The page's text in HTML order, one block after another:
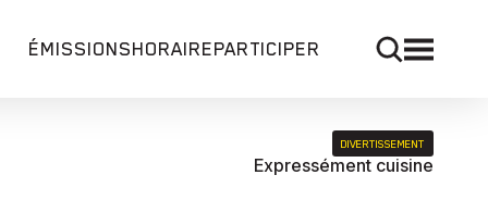
ÉMISSIONSHORAIREPARTICIPER
DIVERTISSEMENT
Expressément cuisine